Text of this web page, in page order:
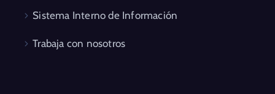
Sistema Interno de Información
Trabaja con nosotros